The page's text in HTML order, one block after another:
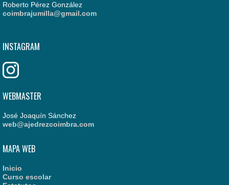
Roberto Pérez González
coimbrajumilla@gmail.com
INSTAGRAM
WEBMASTER
José Joaquín Sánchez
web@ajedrezcoimbra.com
MAPA WEB
Inicio
Curso escolar